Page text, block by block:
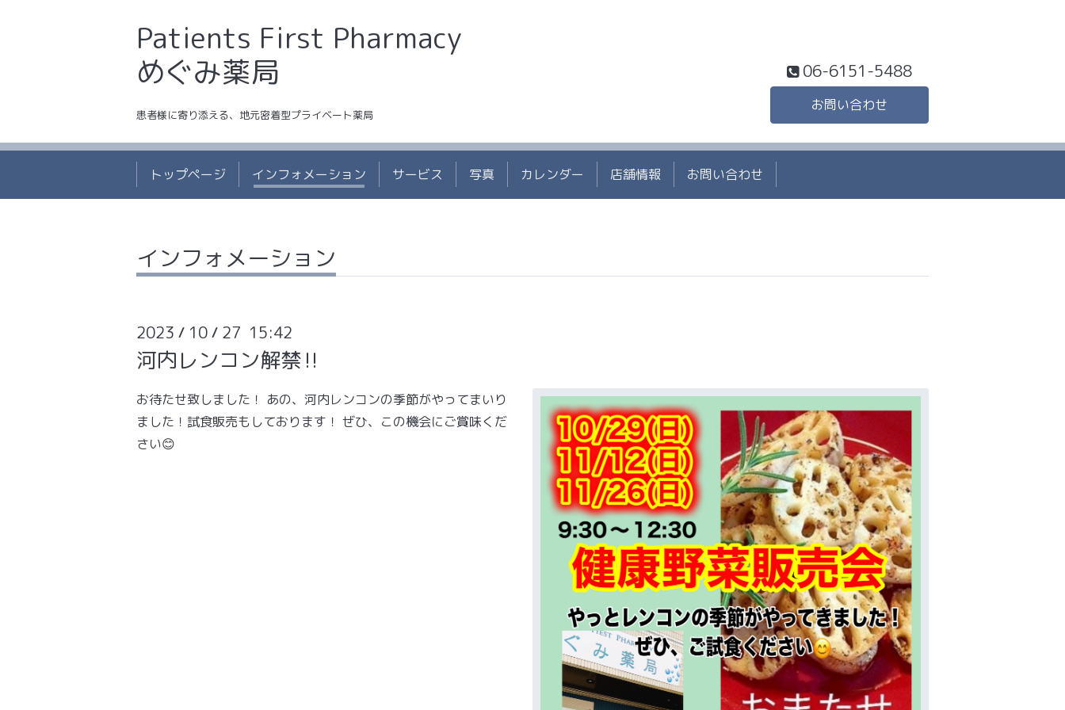
Patients First Pharmacy
めぐみ薬局
患者様に寄り添える、地元密着型プライベート薬局
06-6151-5488
お問い合わせ
トップページ インフォメーション サービス 写真 カレンダー 店舗情報 お問い合わせ
インフォメーション
2023 / 10 / 27 15:42
河内レンコン解禁‼️
お待たせ致しました！ あの、河内レンコンの季節がやってまいり
ました！試食販売もしております！ ぜひ、この機会にご賞味くだ
さい😊